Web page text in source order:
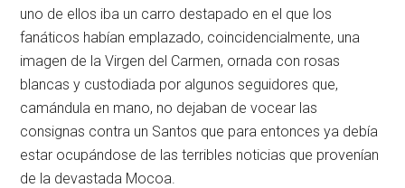
uno de ellos iba un carro destapado en el que los
fanáticos habían emplazado, coincidencialmente, una
imagen de la Virgen del Carmen, ornada con rosas
blancas y custodiada por algunos seguidores que,
camándula en mano, no dejaban de vocear las
consignas contra un Santos que para entonces ya debía
estar ocupándose de las terribles noticias que provenían
de la devastada Mocoa.